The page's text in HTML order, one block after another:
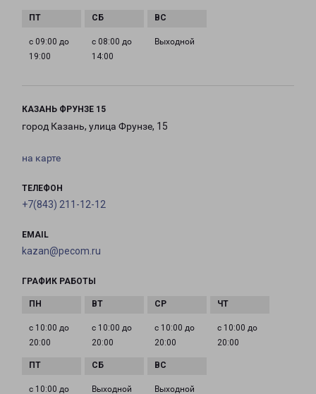
с 09:00 до
19:00
с 08:00 до
14:00
Выходной
КАЗАНЬ ФРУНЗЕ 15
город Казань, улица Фрунзе, 15
на карте
ТЕЛЕФОН
+7(843) 211-12-12
EMAIL
kazan@pecom.ru
ГРАФИК РАБОТЫ
с 10:00 до
20:00
с 10:00 до
20:00
с 10:00 до
20:00
с 10:00 до
20:00
с 10:00 до
Выходной Выходной